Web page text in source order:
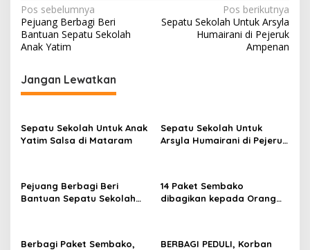
Navigasi
pos
Pos sebelumnya
Pejuang Berbagi Beri
Bantuan Sepatu Sekolah
Anak Yatim
Pos berikutnya
Sepatu Sekolah Untuk Arsyla
Humairani di Pejeruk
Ampenan
Jangan Lewatkan
Sepatu Sekolah Untuk Anak
Yatim Salsa di Mataram
Sepatu Sekolah Untuk
Arsyla Humairani di Pejeruk
Pejuang Berbagi Beri
Bantuan Sepatu Sekolah
14 Paket Sembako
dibagikan kepada Orang
Berbagi Paket Sembako,
BERBAGI PEDULI, Korban